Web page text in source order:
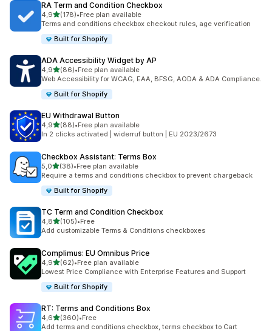
RA Term and Condition Checkbox
4,9av 5 stjerner
(178)
Totalt 178 omtaler
•Free plan available
Terms and conditions checkbox checkout rules, age verification
Built for Shopify
ADA Accessibility Widget by AP
4,9av 5 stjerner
(86)
Totalt 86 omtaler
•Free plan available
Web Accessibility for WCAG, EAA, BFSG, AODA & ADA Compliance.
Built for Shopify
EU Withdrawal Button
4,9av 5 stjerner
(88)
Totalt 88 omtaler
•Free plan available
In 2 clicks activated | widerruf button | EU 2023/2673
Checkbox Assistant: Terms Box
5,0av 5 stjerner
(38)
Totalt 38 omtaler
•Free plan available
Require a terms and conditions checkbox to prevent chargeback
Built for Shopify
TC Term and Condition Checkbox
4,8av 5 stjerner
(105)
Totalt 105 omtaler
•Free
Add customizable Terms & Conditions checkboxes
Complimus: EU Omnibus Price
4,9av 5 stjerner
(62)
Totalt 62 omtaler
•Free plan available
Lowest Price Compliance with Enterprise Features and Support
Built for Shopify
RT: Terms and Conditions Box
4,6av 5 stjerner
(360)
Totalt 360 omtaler
•Free
Add terms and conditions checkbox, terms checkbox to Cart